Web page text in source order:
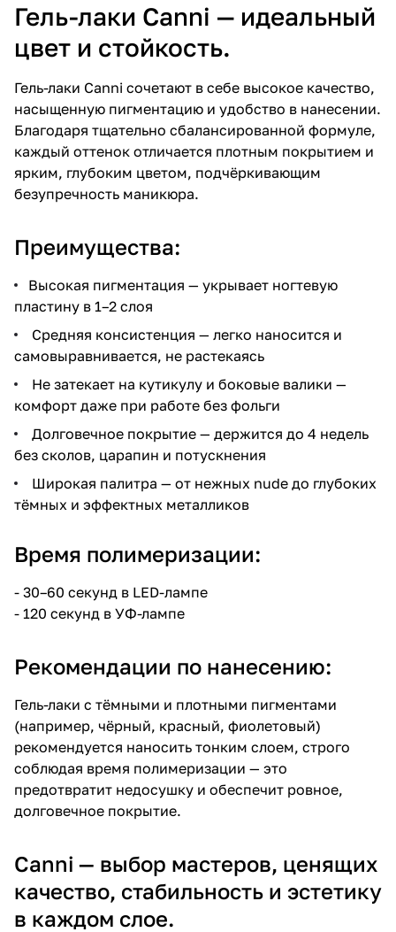
Гель-лаки Canni — идеальный
цвет и стойкость.
Гель-лаки Canni сочетают в себе высокое качество,
насыщенную пигментацию и удобство в нанесении.
Благодаря тщательно сбалансированной формуле,
каждый оттенок отличается плотным покрытием и
ярким, глубоким цветом, подчёркивающим
безупречность маникюра.
Преимущества:
Высокая пигментация — укрывает ногтевую
пластину в 1–2 слоя
Средняя консистенция — легко наносится и
самовыравнивается, не растекаясь
Не затекает на кутикулу и боковые валики —
комфорт даже при работе без фольги
Долговечное покрытие — держится до 4 недель
без сколов, царапин и потускнения
Широкая палитра — от нежных nude до глубоких
тёмных и эффектных металликов
Время полимеризации:
- 30–60 секунд в LED-лампе
- 120 секунд в УФ-лампе
Рекомендации по нанесению:
Гель-лаки с тёмными и плотными пигментами
(например, чёрный, красный, фиолетовый)
рекомендуется наносить тонким слоем, строго
соблюдая время полимеризации — это
предотвратит недосушку и обеспечит ровное,
долговечное покрытие.
Canni — выбор мастеров, ценящих
качество, стабильность и эстетику
в каждом слое.